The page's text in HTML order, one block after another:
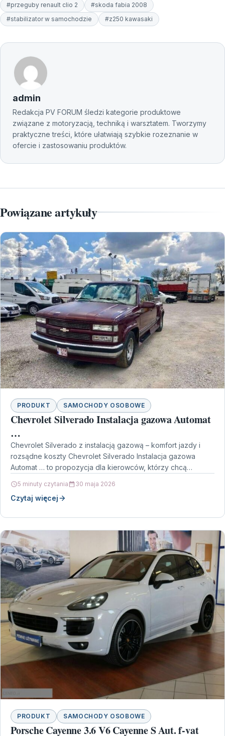
#przeguby renault clio 2
#skoda fabia 2008
#stabilizator w samochodzie
#z250 kawasaki
admin
Redakcja PV FORUM śledzi kategorie produktowe
związane z motoryzacją, techniką i warsztatem. Tworzymy
praktyczne treści, które ułatwiają szybkie rozeznanie w
ofercie i zastosowaniu produktów.
Powiązane artykuły
PRODUKT SAMOCHODY OSOBOWE
Chevrolet Silverado Instalacja gazowa Automat
…
Chevrolet Silverado z instalacją gazową – komfort jazdy i
rozsądne koszty Chevrolet Silverado Instalacja gazowa
Automat … to propozycja dla kierowców, którzy chcą
5 minuty czytania 30 maja 2026
Czytaj więcej
PRODUKT SAMOCHODY OSOBOWE
Porsche Cayenne 3.6 V6 Cayenne S Aut. f-vat